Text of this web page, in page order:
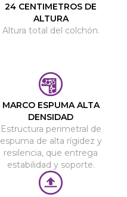
24 CENTIMETROS DE
ALTURA
Altura total del colchón.
MARCO ESPUMA ALTA
DENSIDAD
Estructura perimetral de
espuma de alta rígidez y
resilencia, que entrega
estabilidad y soporte.